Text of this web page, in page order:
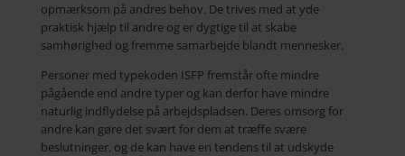
opmærksom på andres behov. De trives med at yde
praktisk hjælp til andre og er dygtige til at skabe
samhørighed og fremme samarbejde blandt mennesker.
Personer med typekoden ISFP fremstår ofte mindre
pågående end andre typer og kan derfor have mindre
naturlig indflydelse på arbejdspladsen. Deres omsorg for
andre kan gøre det svært for dem at træffe svære
beslutninger, og de kan have en tendens til at udskyde